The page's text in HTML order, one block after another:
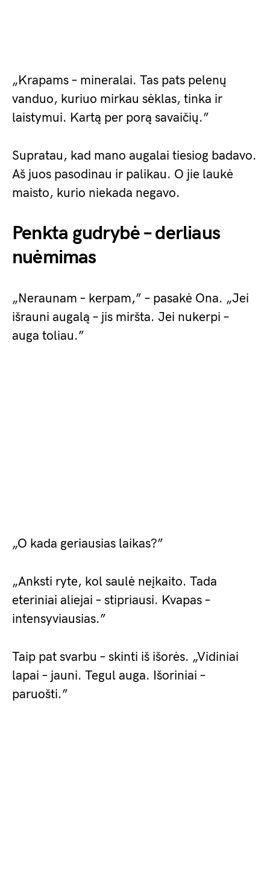
„Krapams – mineralai. Tas pats pelenų
vanduo, kuriuo mirkau sėklas, tinka ir
laistymui. Kartą per porą savaičių.”
Supratau, kad mano augalai tiesiog badavo.
Aš juos pasodinau ir palikau. O jie laukė
maisto, kurio niekada negavo.
Penkta gudrybė – derliaus
nuėmimas
„Neraunam – kerpam,” – pasakė Ona. „Jei
išrauni augalą – jis miršta. Jei nukerpi –
auga toliau.”
„O kada geriausias laikas?”
„Anksti ryte, kol saulė neįkaito. Tada
eteriniai aliejai – stipriausi. Kvapas –
intensyviausias.”
Taip pat svarbu – skinti iš išorės. „Vidiniai
lapai – jauni. Tegul auga. Išoriniai –
paruošti.”